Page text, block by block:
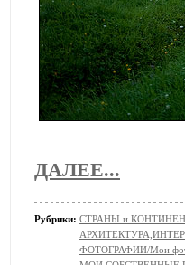
ДАЛЕЕ...
Рубрики: СТРАНЫ и
ФОТОГРАФИИ/Мои